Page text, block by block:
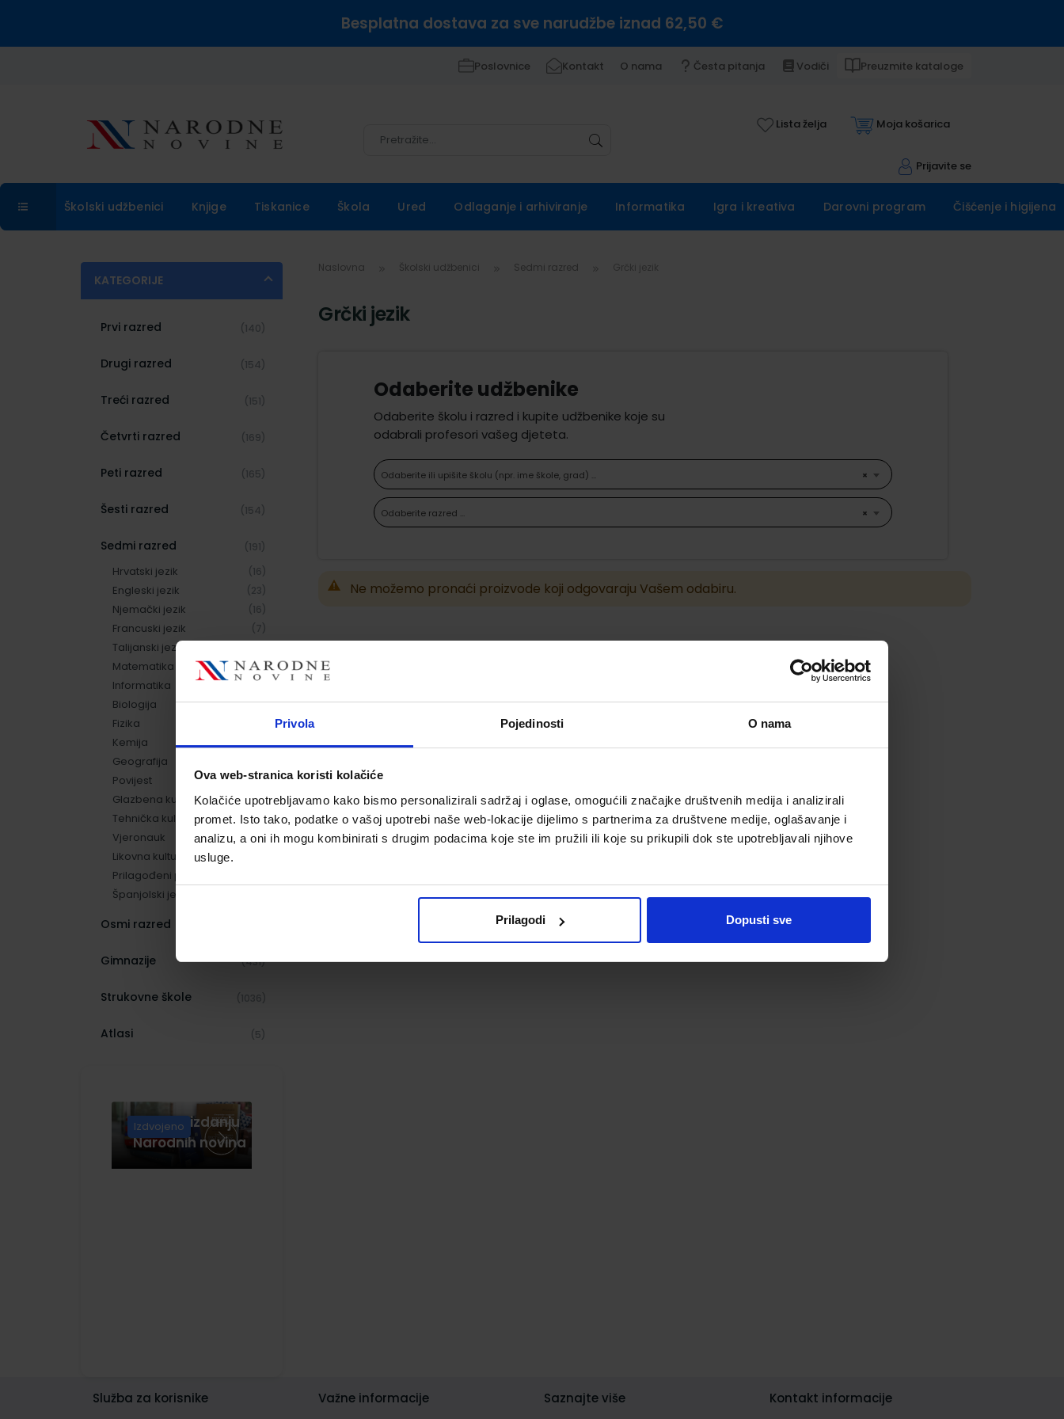
Privola Pojedinosti O nama
Ova web-stranica koristi kolačiće
Kolačiće upotrebljavamo kako bismo personalizirali sadržaj i oglase, omogućili značajke društvenih medija i analizirali
promet. Isto tako, podatke o vašoj upotrebi naše web-lokacije dijelimo s partnerima za društvene medije, oglašavanje i
analizu, a oni ih mogu kombinirati s drugim podacima koje ste im pružili ili koje su prikupili dok ste upotrebljavali njihove
usluge.
Prilagodi Dopusti sve
Besplatna dostava za sve narudžbe iznad 62,50 €
Poslovnice Kontakt O nama Česta pitanja Vodiči Preuzmite kataloge
Lista želja Moja košarica
Prijavite se
Školski udžbenici Knjige Tiskanice Škola Ured Odlaganje i arhiviranje Informatika Igra i kreativa Darovni program Čišćenje i higijena
KATEGORIJE
Prvi razred (140)
Drugi razred (154)
Treći razred (151)
Četvrti razred (169)
Peti razred (165)
Šesti razred (154)
Sedmi razred (191)
Hrvatski jezik (16)
Engleski jezik (23)
Njemački jezik (16)
Francuski jezik (7)
Talijanski jezik
Matematika (11)
Informatika (8)
Biologija (8)
Fizika
Kemija (3)
Geografija
Povijest (8)
Glazbena kultura (3)
Tehnička kultura (6)
Vjeronauk (2)
Likovna kultura
Prilagođeni program
Španjolski jezik
Osmi razred
Gimnazije (431)
Strukovne škole
Atlasi (5)
Knjige u izdanju
Narodnih novina
Izdvojeno
Naslovna Školski udžbenici Sedmi razred
Grčki jezik
Odaberite udžbenike
Odaberite školu i razred i kupite udžbenike koje su
odabrali profesori vašeg djeteta.
×
Odaberite ili upišite školu (npr. ime škole, grad) ...
×
Odaberite razred ...
Ne možemo pronaći proizvode koji odgovaraju Vašem odabiru.
Služba za korisnike Važne informacije Saznajte više Kontakt informacije